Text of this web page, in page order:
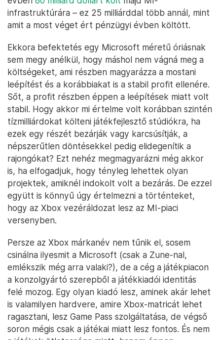
infrastruktúrára – ez 25 milliárddal több annál, mint
amit a most véget ért pénzügyi évben költött.
Ekkora befektetés egy Microsoft méretű óriásnak
sem megy anélkül, hogy máshol nem vágná meg a
költségeket, ami részben magyarázza a mostani
leépítést és a korábbiakat is a stabil profit ellenére.
Sőt, a profit részben éppen a leépítések miatt volt
stabil. Hogy akkor mi értelme volt korábban szintén
tízmilliárdokat költeni játékfejlesztő stúdiókra, ha
ezek egy részét bezárják vagy karcsúsítják, a
népszerűtlen döntésekkel pedig elidegenítik a
rajongókat? Ezt nehéz megmagyarázni még akkor
is, ha elfogadjuk, hogy tényleg lehettek olyan
projektek, amiknél indokolt volt a bezárás. De ezzel
együtt is könnyű úgy értelmezni a történteket,
hogy az Xbox vezéráldozat lesz az MI-piaci
versenyben.
Persze az Xbox márkanév nem tűnik el, sosem
csinálna ilyesmit a Microsoft (csak a Zune-nal,
emlékszik még arra valaki?), de a cég a játékpiacon
a konzolgyártó szerepből a játékkiadói identitás
felé mozog. Egy olyan kiadó lesz, aminek akár lehet
is valamilyen hardvere, amire Xbox-matricát lehet
ragasztani, lesz Game Pass szolgáltatása, de végső
soron mégis csak a játékai miatt lesz fontos. És nem